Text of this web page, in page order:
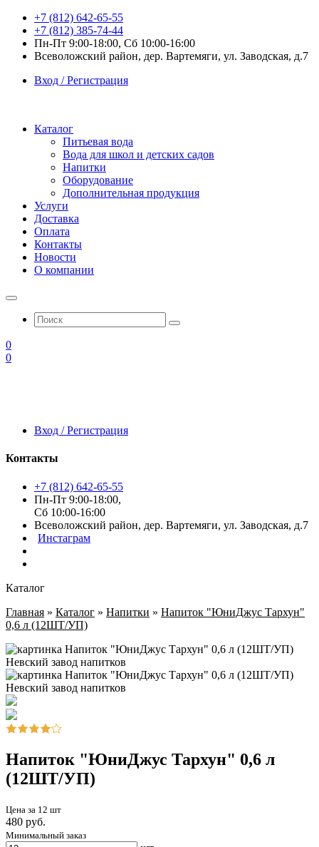
+7 (812) 642-65-55
+7 (812) 385-74-44
Пн-Пт 9:00-18:00, Сб 10:00-16:00
Всеволожский район, дер. Вартемяги, ул. Заводская, д.7
Вход / Регистрация
Каталог
Питьевая вода
Вода для школ и детских садов
Напитки
Оборудование
Дополнительная продукция
Услуги
Доставка
Оплата
Контакты
Новости
О компании
0
0
Вход / Регистрация
Контакты
+7 (812) 642-65-55
Пн-Пт 9:00-18:00,
Сб 10:00-16:00
Всеволожский район, дер. Вартемяги, ул. Заводская, д.7
Инстаграм
Каталог
Главная » Каталог » Напитки » Напиток "ЮниДжус Тархун"
0,6 л (12ШТ/УП)
Напиток "ЮниДжус Тархун" 0,6 л
(12ШТ/УП)
Цена за 12 шт
480 руб.
Минимальный заказ